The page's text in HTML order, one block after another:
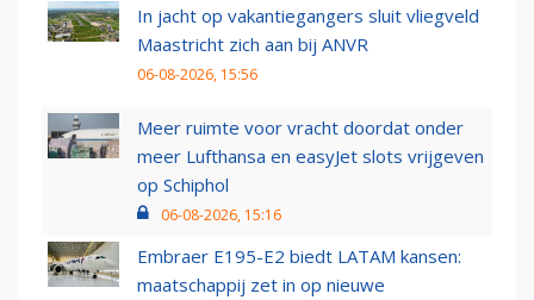
In jacht op vakantiegangers sluit vliegveld
Maastricht zich aan bij ANVR
06-08-2026, 15:56
Meer ruimte voor vracht doordat onder
meer Lufthansa en easyJet slots vrijgeven
op Schiphol
06-08-2026, 15:16
Embraer E195-E2 biedt LATAM kansen:
maatschappij zet in op nieuwe